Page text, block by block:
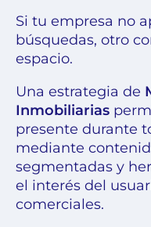
Si tu empresa no
búsquedas, otro
espacio.
Una estrategia de
Inmobiliarias
presente durante
mediante
segmentadas y
el interés del
comerciales.